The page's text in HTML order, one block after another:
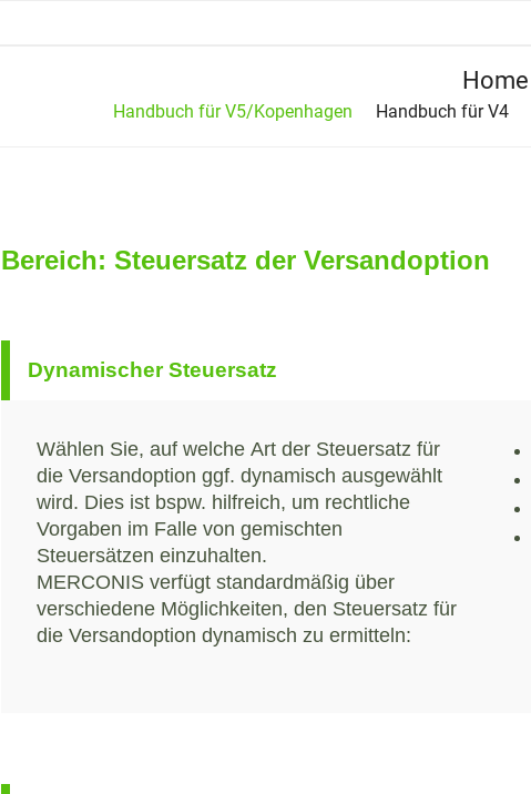
Home
Handbuch für V5/Kopenhagen Handbuch für V4
Bereich: Steuersatz der Versandoption
Dynamischer Steuersatz
Wählen Sie, auf welche Art der Steuersatz für
die Versandoption ggf. dynamisch ausgewählt
wird. Dies ist bspw. hilfreich, um rechtliche
Vorgaben im Falle von gemischten
Steuersätzen einzuhalten.
MERCONIS verfügt standardmäßig über
verschiedene Möglichkeiten, den Steuersatz für
die Versandoption dynamisch zu ermitteln: